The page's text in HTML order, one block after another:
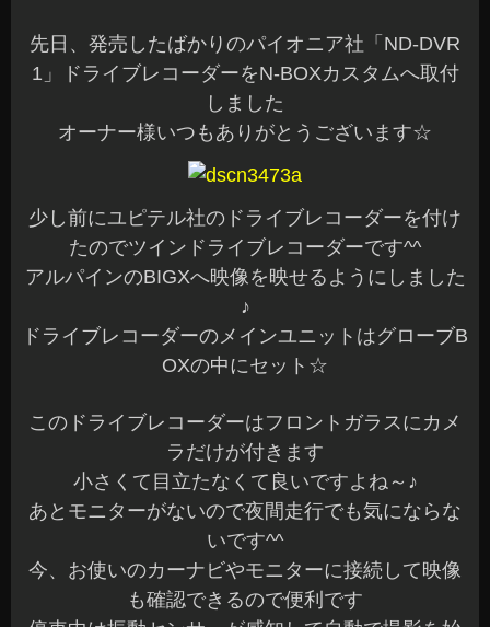
先日、発売したばかりのパイオニア社「ND-DVR
1」ドライブレコーダーをN-BOXカスタムへ取付
しました
オーナー様いつもありがとうございます☆
少し前にユピテル社のドライブレコーダーを付け
たのでツインドライブレコーダーです^^
アルパインのBIGXへ映像を映せるようにしました
♪
ドライブレコーダーのメインユニットはグローブB
OXの中にセット☆
このドライブレコーダーはフロントガラスにカメ
ラだけが付きます
小さくて目立たなくて良いですよね～♪
あとモニターがないので夜間走行でも気にならな
いです^^
今、お使いのカーナビやモニターに接続して映像
も確認できるので便利です